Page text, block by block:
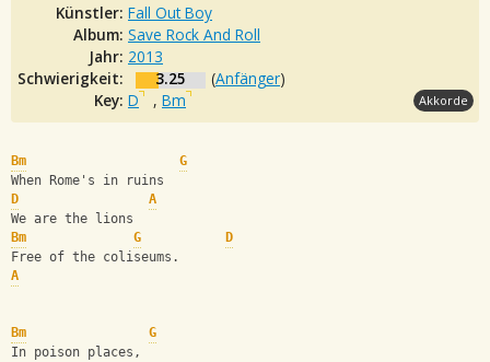
Künstler: Fall Out Boy
Album: Save Rock And Roll
Jahr: 2013
Schwierigkeit:
3.25 (Anfänger)
Key: D , Bm Akkorde
Bm
G
When Rome's in ruins
D
A
We are the lions
Bm
G
D
Free of the coliseums.
A
Bm
G
In poison places,